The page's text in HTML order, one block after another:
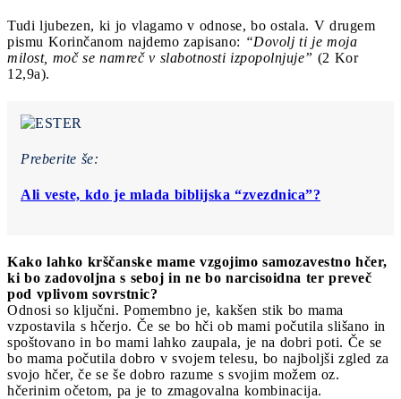
Tudi ljubezen, ki jo vlagamo v odnose, bo ostala. V drugem
pismu Korinčanom najdemo zapisano: “Dovolj ti je moja
milost, moč se namreč v slabotnosti izpopolnjuje” (2 Kor
12,9a).
Preberite še:
Ali veste, kdo je mlada biblijska “zvezdnica”?
Kako lahko krščanske mame vzgojimo samozavestno hčer,
ki bo zadovoljna s seboj in ne bo narcisoidna ter preveč
pod vplivom sovrstnic?
Odnosi so ključni. Pomembno je, kakšen stik bo mama
vzpostavila s hčerjo. Če se bo hči ob mami počutila slišano in
spoštovano in bo mami lahko zaupala, je na dobri poti. Če se
bo mama počutila dobro v svojem telesu, bo najboljši zgled za
svojo hčer, če se še dobro razume s svojim možem oz.
hčerinim očetom, pa je to zmagovalna kombinacija.